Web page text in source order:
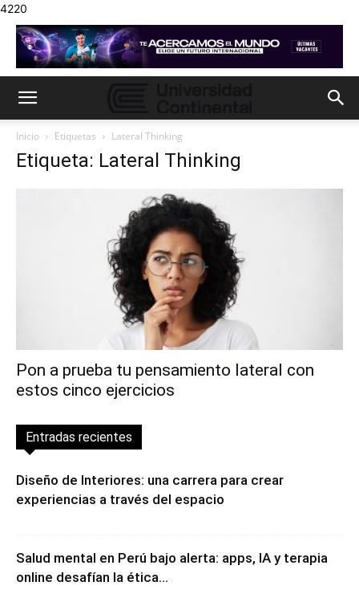
4220
Inicio Etiquetas Lateral Thinking
Etiqueta: Lateral Thinking
Pon a prueba tu pensamiento lateral con
estos cinco ejercicios
Entradas recientes
Diseño de Interiores: una carrera para crear
experiencias a través del espacio
Salud mental en Perú bajo alerta: apps, IA y terapia
online desafían la ética...